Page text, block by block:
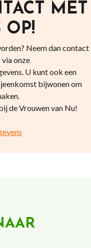
MET
OP!
Neem dan contact
onze
U kunt ook een
bijwonen om
de Vrouwen van Nu!